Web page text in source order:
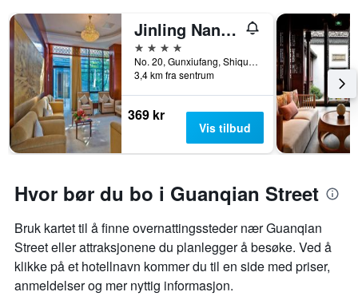
Jinling Nanlin Hotel
4 stjerner
No. 20, Gunxiufang, Shiquan Street, Suzhou, Kina
3,4 km fra sentrum
369 kr
Vis tilbud
Hvor bør du bo i Guanqian Street
Bruk kartet til å finne overnattingssteder nær Guanqian
Street eller attraksjonene du planlegger å besøke. Ved å
klikke på et hotellnavn kommer du til en side med priser,
anmeldelser og mer nyttig informasjon.